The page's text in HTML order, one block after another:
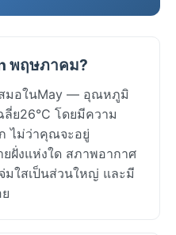
พฤษภาคม?
สมอในMay — อุณหภูมิ
ลี่ย26°C โดยมีความ
ไม่ว่าคุณจะอยู่
ฝั่งแห่งใด สภาพอากาศ
ใสเป็นส่วนใหญ่ และมี